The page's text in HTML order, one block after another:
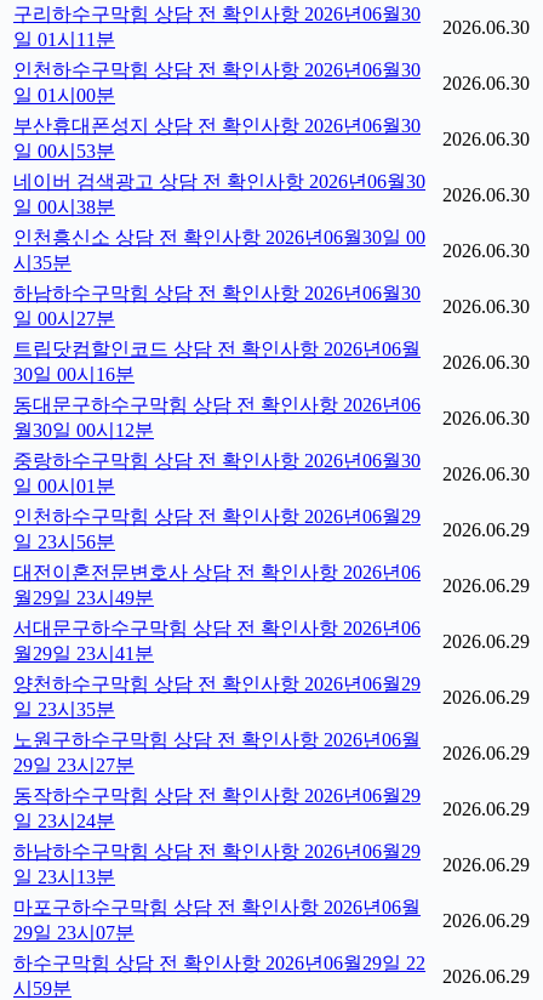
구리하수구막힘 상담 전 확인사항 2026년06월30
일 01시11분
2026.06.30
인천하수구막힘 상담 전 확인사항 2026년06월30
일 01시00분
2026.06.30
부산휴대폰성지 상담 전 확인사항 2026년06월30
일 00시53분
2026.06.30
네이버 검색광고 상담 전 확인사항 2026년06월30
일 00시38분
2026.06.30
인천흥신소 상담 전 확인사항 2026년06월30일 00
시35분
2026.06.30
하남하수구막힘 상담 전 확인사항 2026년06월30
일 00시27분
2026.06.30
트립닷컴할인코드 상담 전 확인사항 2026년06월
30일 00시16분
2026.06.30
동대문구하수구막힘 상담 전 확인사항 2026년06
월30일 00시12분
2026.06.30
중랑하수구막힘 상담 전 확인사항 2026년06월30
일 00시01분
2026.06.30
인천하수구막힘 상담 전 확인사항 2026년06월29
일 23시56분
2026.06.29
대전이혼전문변호사 상담 전 확인사항 2026년06
월29일 23시49분
2026.06.29
서대문구하수구막힘 상담 전 확인사항 2026년06
월29일 23시41분
2026.06.29
양천하수구막힘 상담 전 확인사항 2026년06월29
일 23시35분
2026.06.29
노원구하수구막힘 상담 전 확인사항 2026년06월
29일 23시27분
2026.06.29
동작하수구막힘 상담 전 확인사항 2026년06월29
일 23시24분
2026.06.29
하남하수구막힘 상담 전 확인사항 2026년06월29
일 23시13분
2026.06.29
마포구하수구막힘 상담 전 확인사항 2026년06월
29일 23시07분
2026.06.29
하수구막힘 상담 전 확인사항 2026년06월29일 22
시59분
2026.06.29